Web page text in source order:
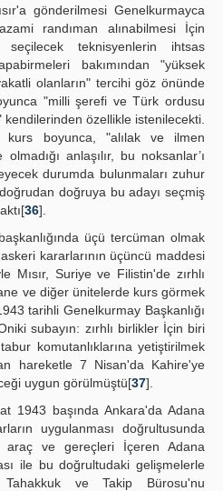
gönderilmesi Genelkurmayca
randıman alınabilmesi İçin
teknisyenlerin ihtsas
bakımından "yüksek
olanların" tercihi göz önünde
"milli şerefi ve Türk ordusu
özellikle istenilecekti.
kurs boyunca, "alılak ve ilmen
anlaşılır, bu noksanlar’ı
durumda bulunmaları zuhur
doğruya bu adayı seçmiş
36].
üçü tercüman olmak
kararlarının üçüncü maddesi
Mısır, Suriye ve Filistin'de zırhlı
ve diğer ünitelerde kurs görmek
tarihli Genelkurmay Başkanlığı
subayın: zırhlı birlikler İçin biri
komutanlıklarına yetiştirilmek
hareketle 7 Nisan'da Kahire'ye
uygun görülmüştü[37].
1943 başında Ankara'da Adana
uygulanması doğrultusunda
araç ve gereçleri İçeren Adana
ile bu doğrultudaki gelişmelerle
ve Takip Bürosu'nu